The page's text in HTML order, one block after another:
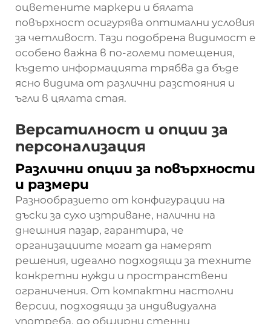
оцветените маркери и бялата
повърхност осигурява оптимални условия
за четливост. Тази подобрена видимост е
особено важна в по-големи помещения,
където информацията трябва да бъде
ясно видима от различни разстояния и
ъгли в цялата стая.
Версатилност и опции за
персонализация
Различни опции за повърхности
и размери
Разнообразието от конфигурации на
дъски за сухо изтриване, налични на
днешния пазар, гарантира, че
организациите могат да намерят
решения, идеално подходящи за техните
конкретни нужди и пространствени
ограничения. От компактни настолни
версии, подходящи за индивидуална
употреба, до обширни стенни